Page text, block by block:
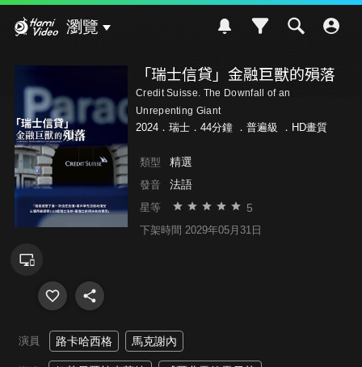
瀏覽
「瑞士信貸」金融巨獸的殞落
Credit Suisse. The Downfall of an
Unrepenting Giant
2024．瑞士．44分鐘 ． 普遍級 ．HD畫質
類型 精選
發音 法語
星等 5
下架時間 2029年05月31日
演員 路卡哈西格 馬克謝內